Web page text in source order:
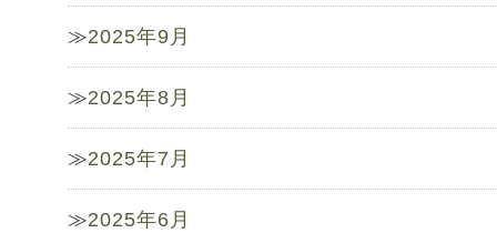
2025年9月
2025年8月
2025年7月
2025年6月